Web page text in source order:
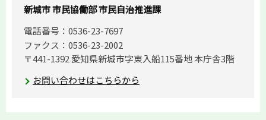
新城市 市民協働部 市民自治推進課
電話番号：0536-23-7697
ファクス：0536-23-2002
〒441-1392 愛知県新城市字東入船115番地 本庁舎3階
お問い合わせはこちらから